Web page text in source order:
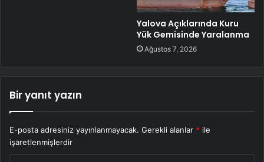
Yalova Açıklarında Kuru
Yük Gemisinde Yaralanma
Ağustos 7, 2026
Bir yanıt yazın
E-posta adresiniz yayınlanmayacak. Gerekli alanlar * ile
işaretlenmişlerdir